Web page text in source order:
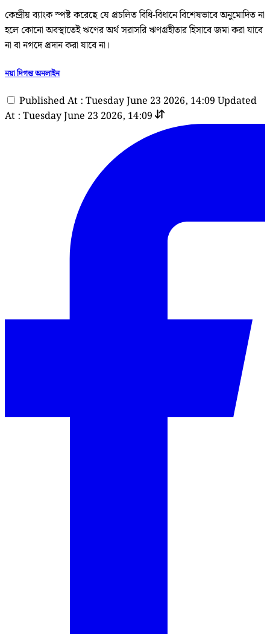
কেন্দ্রীয় ব্যাংক স্পষ্ট করেছে যে প্রচলিত বিধি-বিধানে বিশেষভাবে অনুমোদিত না
হলে কোনো অবস্থাতেই ঋণের অর্থ সরাসরি ঋণগ্রহীতার হিসাবে জমা করা যাবে
না বা নগদে প্রদান করা যাবে না।
নয়া দিগন্ত অনলাইন
Published At : Tuesday June 23 2026, 14:09 Updated
At : Tuesday June 23 2026, 14:09